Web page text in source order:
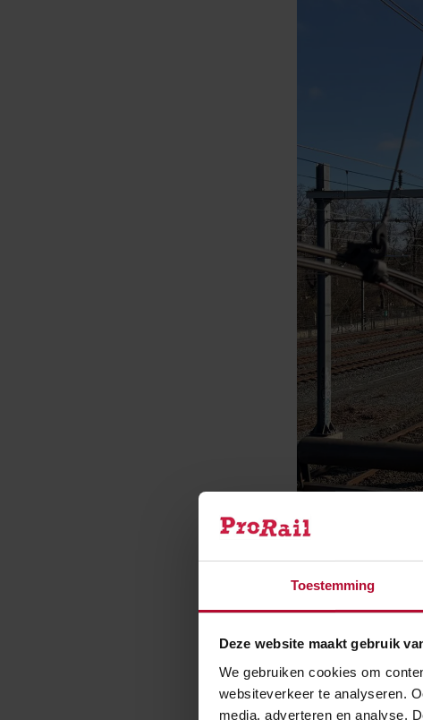
Toestemming
Deze website maakt gebruik
We gebruiken cookies om
websiteverkeer te analyseren.
media, adverteren en analyse.
Voor de